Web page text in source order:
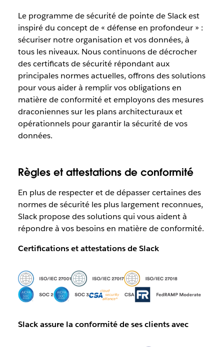
Le programme de sécurité de pointe de Slack est
inspiré du concept de « défense en profondeur » :
sécuriser notre organisation et vos données, à
tous les niveaux. Nous continuons de décrocher
des certificats de sécurité répondant aux
principales normes actuelles, offrons des solutions
pour vous aider à remplir vos obligations en
matière de conformité et employons des mesures
draconiennes sur les plans architecturaux et
opérationnels pour garantir la sécurité de vos
données.
Règles et attestations de conformité
En plus de respecter et de dépasser certaines des
normes de sécurité les plus largement reconnues,
Slack propose des solutions qui vous aident à
répondre à vos besoins en matière de conformité.
Certifications et attestations de Slack
Slack assure la conformité de ses clients avec